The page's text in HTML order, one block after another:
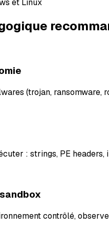
et Linux
(trojan,
: strings, PE
contrôlé,